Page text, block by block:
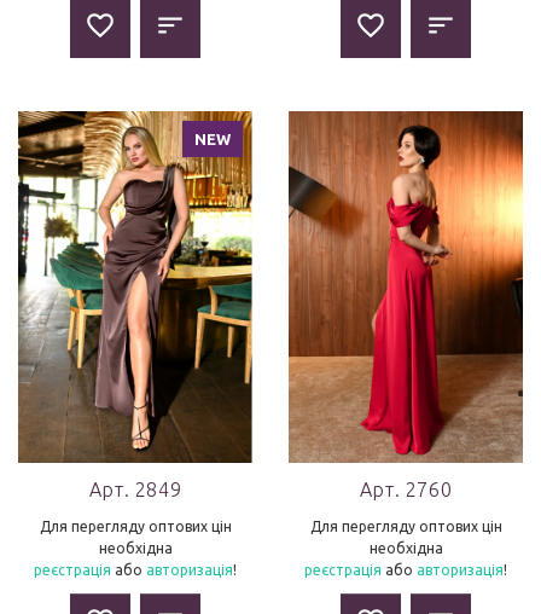
NEW
Арт. 2849
Для перегляду оптових цін
необхідна
реєстрація або авторизація!
Арт. 2760
Для перегляду оптових цін
необхідна
реєстрація або авторизація!